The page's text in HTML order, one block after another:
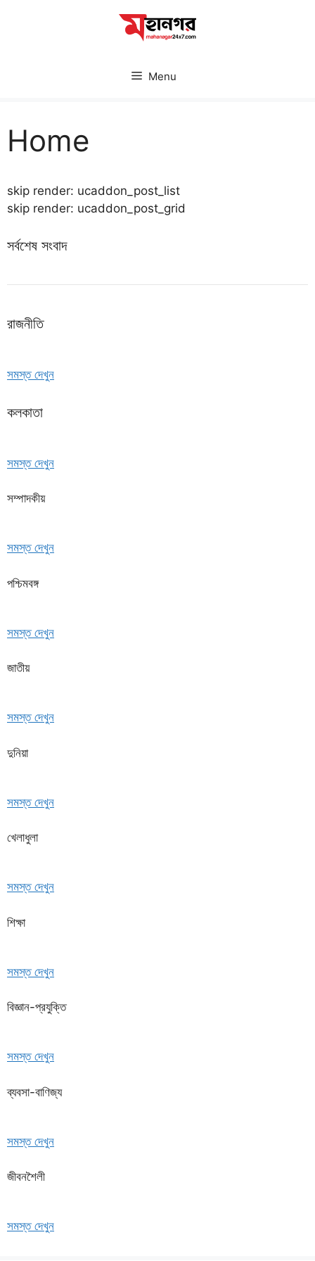
Menu
Home
skip render: ucaddon_post_list
skip render: ucaddon_post_grid
সর্বশেষ সংবাদ
রাজনীতি
সমস্ত দেখুন
কলকাতা
সমস্ত দেখুন
সম্পাদকীয়
সমস্ত দেখুন
পশ্চিমবঙ্গ
সমস্ত দেখুন
জাতীয়
সমস্ত দেখুন
দুনিয়া
সমস্ত দেখুন
খেলাধুলা
সমস্ত দেখুন
শিক্ষা
সমস্ত দেখুন
বিজ্ঞান-প্রযুক্তি
সমস্ত দেখুন
ব্যবসা-বাণিজ্য
সমস্ত দেখুন
জীবনশৈলী
সমস্ত দেখুন